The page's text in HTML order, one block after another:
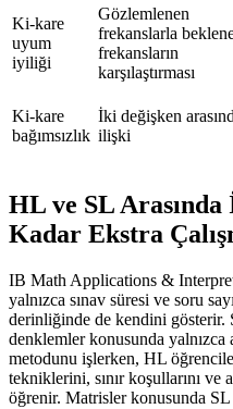
Ki-kare
uyum
iyiliği
Gözlemlenen
frekanslarla
frekansların
karşılaştırması
Ki-kare
bağımsızlık
İki değişken
ilişki
HL ve SL
Kadar Ekstra
IB Math Applications &
yalnızca sınav süresi ve soru
derinliğinde de kendini gösterir.
denklemler konusunda
metodunu işlerken, HL
tekniklerini, sınır koşullarını
öğrenir. Matrisler konusunda